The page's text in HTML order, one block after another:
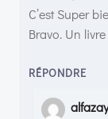
C’est Super
Bravo. Un
RÉPONDRE